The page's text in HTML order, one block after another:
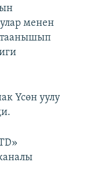
менен
таанышып
Үсөн уулу